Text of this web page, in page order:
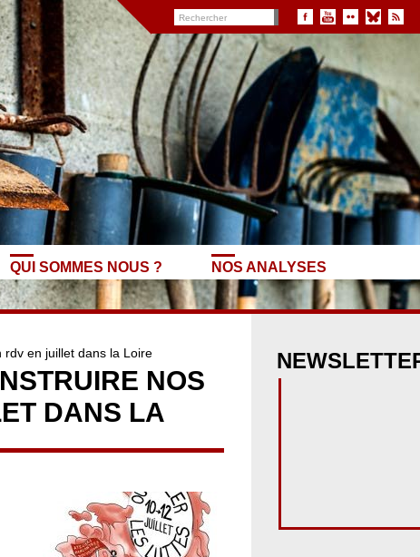
QUI SOMMES NOUS ? NOS ANALYSES
rdv en juillet dans la Loire
NOS
DANS LA